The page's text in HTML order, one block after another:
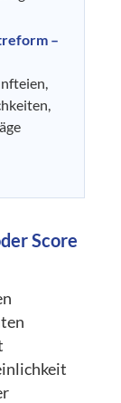
–
Score